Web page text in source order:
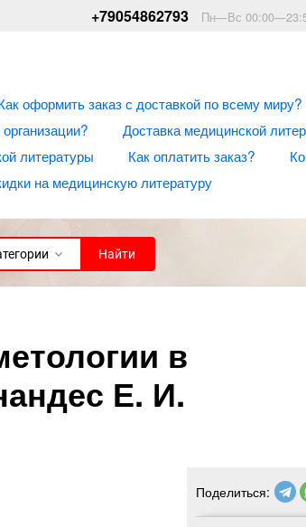
+79054862793 Пн—Вс
оформить заказ с доставкой по всему миру?
Доставка медицинской
литературы
Как оплатить заказ?
на медицинскую литературу
Найти
в
Е. И.
Поделиться: